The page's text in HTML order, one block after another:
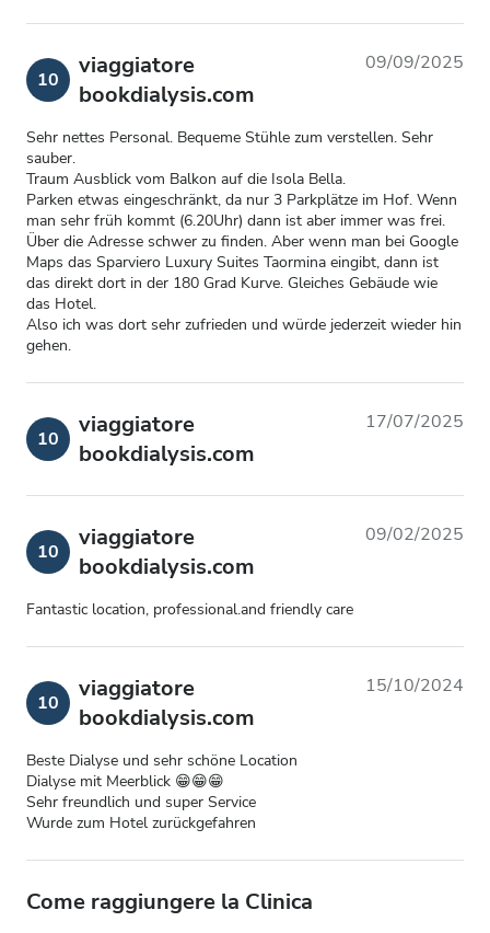
10
viaggiatore
bookdialysis.com
09/09/2025
Sehr nettes Personal. Bequeme Stühle zum verstellen. Sehr
sauber.
Traum Ausblick vom Balkon auf die Isola Bella.
Parken etwas eingeschränkt, da nur 3 Parkplätze im Hof. Wenn
man sehr früh kommt (6.20Uhr) dann ist aber immer was frei.
Über die Adresse schwer zu finden. Aber wenn man bei Google
Maps das Sparviero Luxury Suites Taormina eingibt, dann ist
das direkt dort in der 180 Grad Kurve. Gleiches Gebäude wie
das Hotel.
Also ich was dort sehr zufrieden und würde jederzeit wieder hin
gehen.
10
viaggiatore
bookdialysis.com
17/07/2025
10
viaggiatore
bookdialysis.com
09/02/2025
Fantastic location, professional.and friendly care
10
viaggiatore
bookdialysis.com
15/10/2024
Beste Dialyse und sehr schöne Location
Dialyse mit Meerblick 😁😁😁
Sehr freundlich und super Service
Wurde zum Hotel zurückgefahren
Come raggiungere la Clinica